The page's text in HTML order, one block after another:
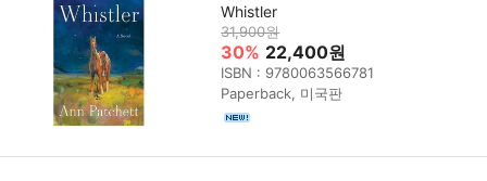
Whistler
31,900원
30% 22,400원
ISBN : 9780063566781
Paperback, 미국판